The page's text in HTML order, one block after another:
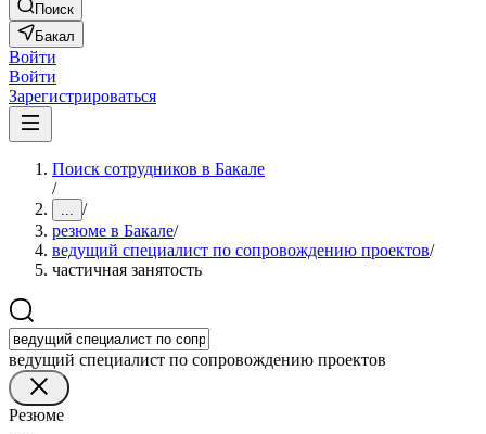
Поиск
Бакал
Войти
Войти
Зарегистрироваться
Поиск сотрудников в Бакале
/
... /
резюме в Бакале/
ведущий специалист по сопровождению проектов/
частичная занятость
ведущий специалист по сопровождению проектов
Резюме